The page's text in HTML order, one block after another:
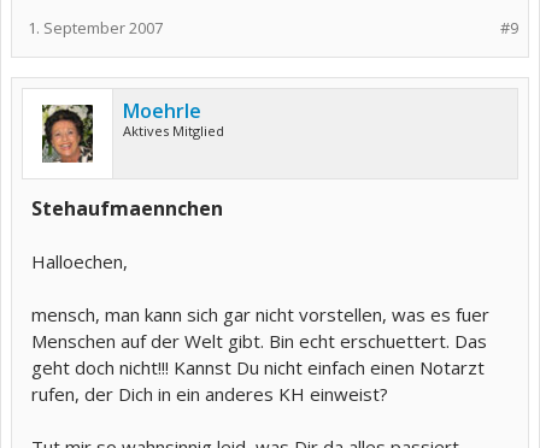
#9
1. September 2007
Moehrle
Aktives Mitglied
Stehaufmaennchen
Halloechen,
mensch, man kann sich gar nicht vorstellen, was es fuer
Menschen auf der Welt gibt. Bin echt erschuettert. Das
geht doch nicht!!! Kannst Du nicht einfach einen Notarzt
rufen, der Dich in ein anderes KH einweist?